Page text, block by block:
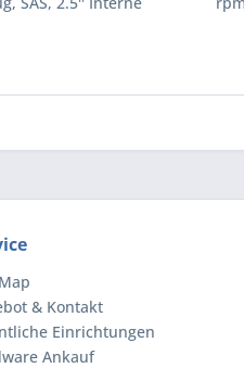
& Kontakt
Einrichtungen
Ankauf